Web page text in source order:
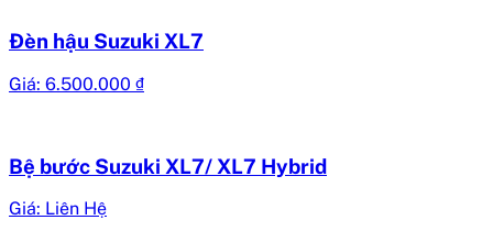
Đèn hậu Suzuki XL7
Giá: 6.500.000 ₫
Bệ bước Suzuki XL7/ XL7 Hybrid
Giá: Liên Hệ